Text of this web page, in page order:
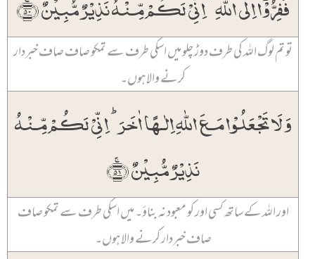
تو تم لوگ اللہ کی طرف دوڑ چلو میں اسکی طرف سے تمکو صاف صاف خبردار
کرنے والا ہوں۔
وَ لَا تَجۡعَلُوۡا مَعَ اللّٰہِ اِلٰـہًا اٰخَرَ ؕ اِنِّیۡ لَکُمۡ مِّنۡہُ
نَذِیۡرٌ مُّبِیۡنٌ ﴿ۚ۵۱﴾
اور اللہ کے ساتھ کسی اور کو معبود نہ بناؤ۔ میں اسکی طرف سے تمکو صاف
صاف خبردار کرنے والا ہوں۔